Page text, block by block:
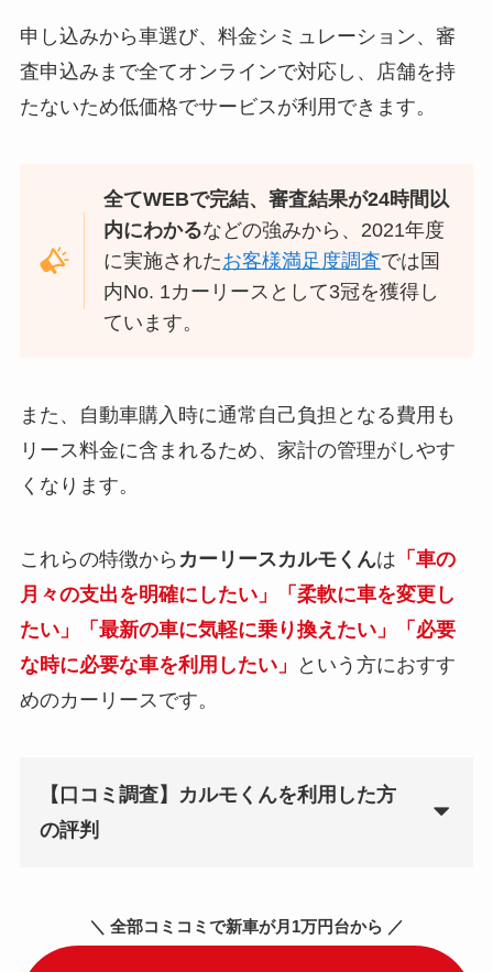
申し込みから車選び、料金シミュレーション、審
査申込みまで全てオンラインで対応し、店舗を持
たないため低価格でサービスが利用できます。
全てWEBで完結、審査結果が24時間以
内にわかるなどの強みから、2021年度
に実施されたお客様満足度調査では国
内No. 1カーリースとして3冠を獲得し
ています。
また、自動車購入時に通常自己負担となる費用も
リース料金に含まれるため、家計の管理がしやす
くなります。
これらの特徴から カーリースカルモくんは 「車の
月々の支出を明確にしたい」「柔軟に車を変更し
たい」「最新の車に気軽に乗り換えたい」「必要
な時に必要な車を利用したい」
という方におすす
めのカーリースです。
【口コミ調査】カルモくんを利用した方
の評判
＼ 全部コミコミで新車が月1万円台から ／